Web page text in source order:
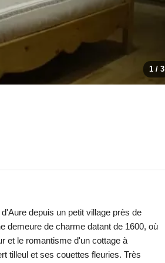
1 / 3
depuis un petit village près de
demeure de charme datant de 1600, où
et le romantisme d'un cottage à
tilleul et ses couettes fleuries. Très